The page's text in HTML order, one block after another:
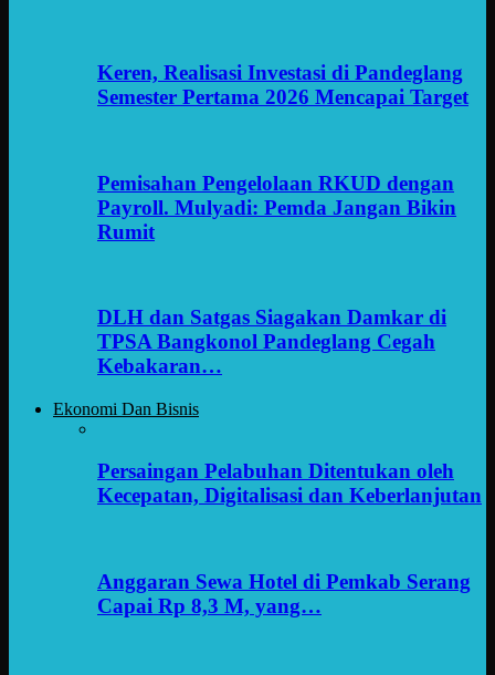
Keren, Realisasi Investasi di Pandeglang
Semester Pertama 2026 Mencapai Target
Pemisahan Pengelolaan RKUD dengan
Payroll. Mulyadi: Pemda Jangan Bikin
Rumit
DLH dan Satgas Siagakan Damkar di
TPSA Bangkonol Pandeglang Cegah
Kebakaran…
Ekonomi Dan Bisnis
Persaingan Pelabuhan Ditentukan oleh
Kecepatan, Digitalisasi dan Keberlanjutan
Anggaran Sewa Hotel di Pemkab Serang
Capai Rp 8,3 M, yang…